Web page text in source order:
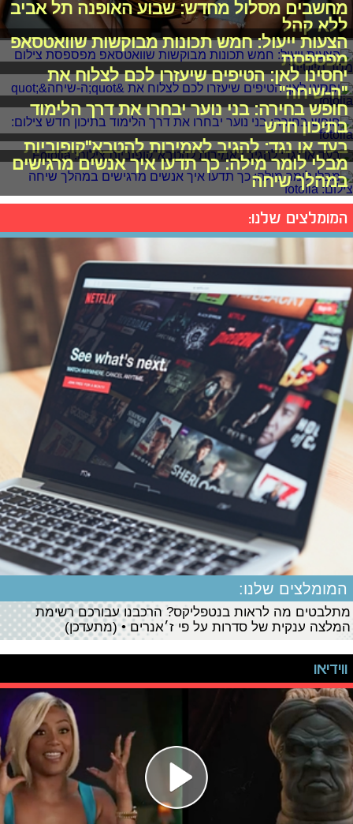
מחשבים מסלול מחדש: שבוע האופנה תל אביב
ללא קהל
הצעות ייעול: חמש תכונות מבוקשות שוואטסאפ
מפספסת
יחסינו לאן: הטיפים שיעזרו לכם לצלוח את
"ה-שיחה"
חופש בחירה: בני נוער יבחרו את דרך הלימוד
בתיכון חדש
בעד או נגד: להגיב לאמירות להטבא"קופוביות
מבלי לומר מילה: כך תדעו איך אנשים מרגישים
במהלך שיחה
המומלצים שלנו:
המומלצים שלנו:
מתלבטים מה לראות בנטפליקס? הרכבנו עבורכם רשימת
המלצה ענקית של סדרות על פי ז׳אנרים • (מתעדכן)
ווידיאו